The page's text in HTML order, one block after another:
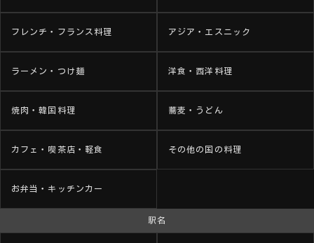
フレンチ・フランス料理 アジア・エスニック
ラーメン・つけ麺 洋食・西洋料理
焼肉・韓国料理 蕎麦・うどん
カフェ・喫茶店・軽食 その他の国の料理
お弁当・キッチンカー
駅名